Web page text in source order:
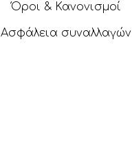
Όροι & Κανονισμοί
Ασφάλεια συναλλαγών